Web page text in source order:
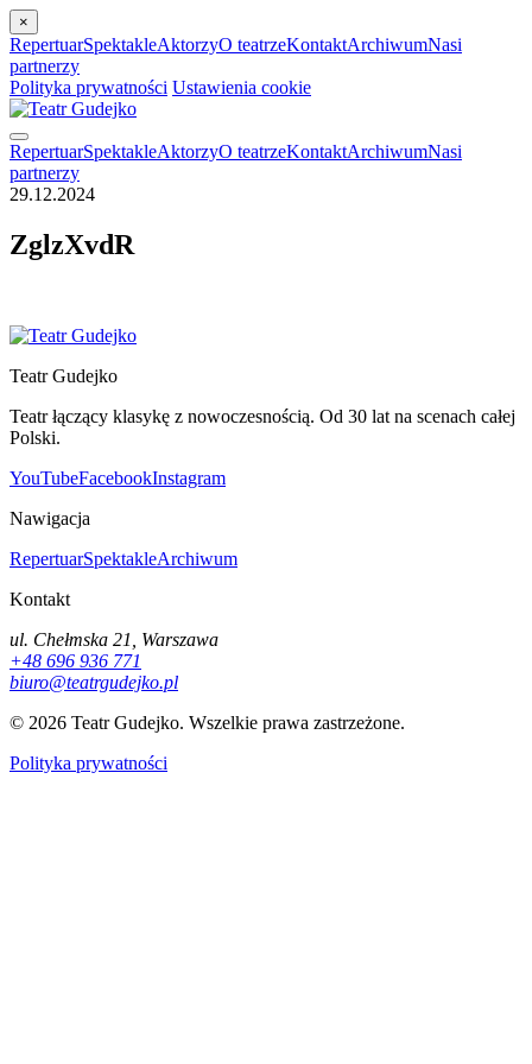
×
RepertuarSpektakleAktorzyO teatrzeKontaktArchiwumNasi
partnerzy
Polityka prywatności Ustawienia cookie
RepertuarSpektakleAktorzyO teatrzeKontaktArchiwumNasi
partnerzy
29.12.2024
ZglzXvdR
Teatr Gudejko
Teatr łączący klasykę z nowoczesnością. Od 30 lat na scenach całej
Polski.
YouTubeFacebookInstagram
Nawigacja
RepertuarSpektakleArchiwum
Kontakt
ul. Chełmska 21, Warszawa
+48 696 936 771
biuro@teatrgudejko.pl
© 2026 Teatr Gudejko. Wszelkie prawa zastrzeżone.
Polityka prywatności